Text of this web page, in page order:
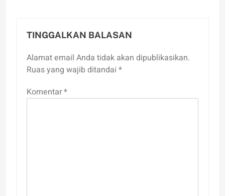
TINGGALKAN BALASAN
Alamat email Anda tidak akan dipublikasikan.
Ruas yang wajib ditandai *
Komentar*